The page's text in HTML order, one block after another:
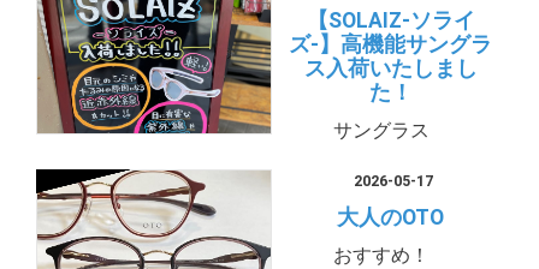
【SOLAIZ-ソライ
ズ-】高機能サングラ
ス入荷いたしまし
た！
サングラス
2026-05-17
大人のOTO
おすすめ！